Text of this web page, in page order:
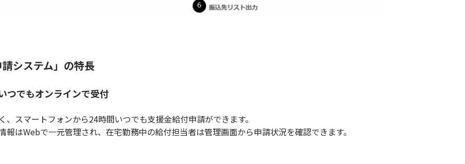
請システム」の特長
つでもオンラインで受付
スマートフォンから24時間いつでも支援金給付申請ができます。
はWebで一元管理され、在宅勤務中の給付担当者は管理画面から申請状況を確認できます。